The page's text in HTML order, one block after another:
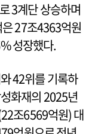
3계단 상승하며
27조4363억원
성장했다.
42위를 기록하
화재의 2025년
조6569억원) 대